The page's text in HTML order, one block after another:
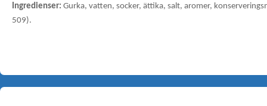
Ingredienser: Gurka, vatten, socker, ättika, salt, aromer,
509).